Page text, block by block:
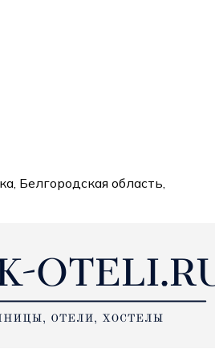
Белгородская область,